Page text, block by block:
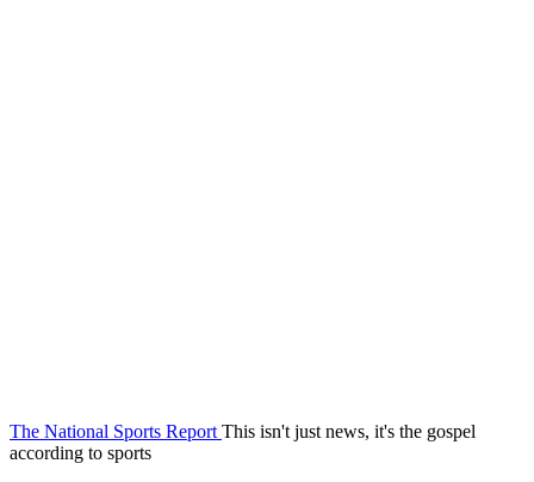
The National Sports Report This isn't just news, it's the gospel
according to sports